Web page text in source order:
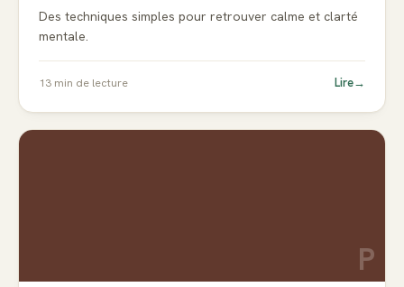
Des techniques simples pour retrouver calme et clarté
mentale.
13 min de lecture Lire→
P